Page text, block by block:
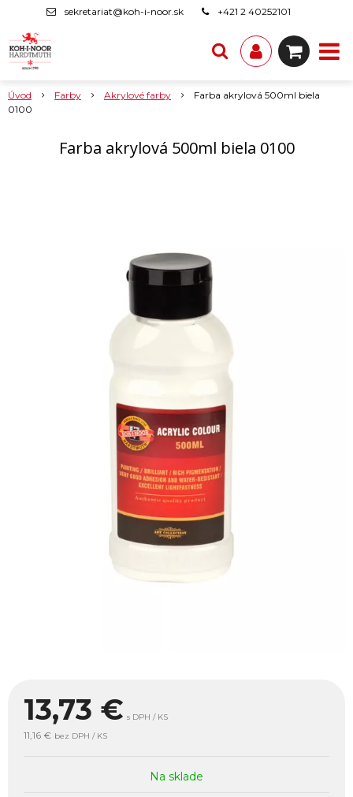
sekretariat@koh-i-noor.sk +421 2 40252101
Úvod Farby Akrylové farby
Farba akrylová 500ml biela
0100
Farba akrylová 500ml biela 0100
13,73 € s DPH / KS
11,16 € bez DPH / KS
Na sklade